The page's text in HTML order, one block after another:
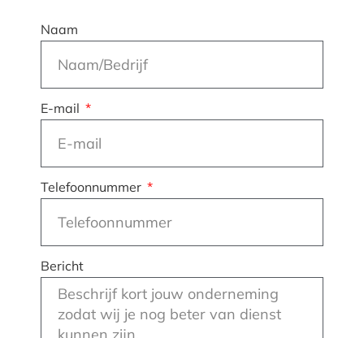
Naam
E-mail
Telefoonnummer
Bericht